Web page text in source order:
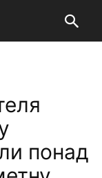
понад